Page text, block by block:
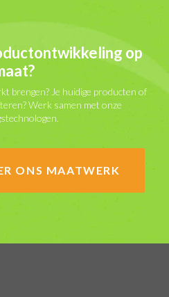
op
brengen? Je huidige producten of
Werk samen met onze
ONS MAATWERK